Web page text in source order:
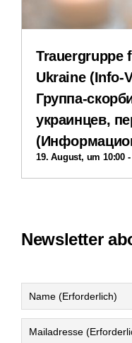
Trauergruppe
Ukraine (Info-
Группа-
украинцев,
19. August, um 10:00 -
Newsletter